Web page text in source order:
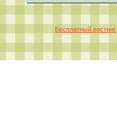
Бесплатный хостинг